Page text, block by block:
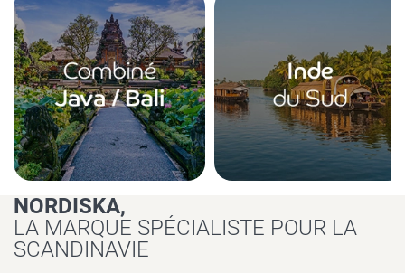
NORDISKA,
LA MARQUE SPÉCIALISTE POUR LA
SCANDINAVIE